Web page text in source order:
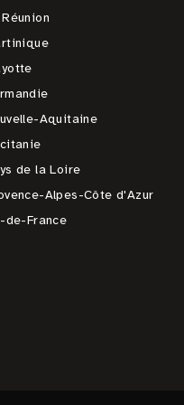
Aquitaine
de la Loire
Alpes-Côte d'Azur
de-France